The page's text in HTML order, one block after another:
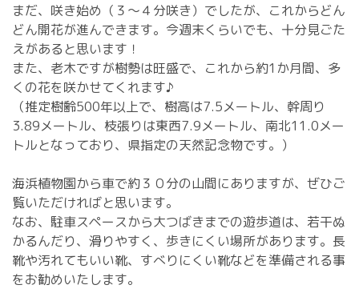
まだ、咲き始め（３～４分咲き）でしたが、これからどん
どん開花が進んできます。今週末くらいでも、十分見ごた
えがあると思います！
また、老木ですが樹勢は旺盛で、これから約1か月間、多
くの花を咲かせてくれます♪
（推定樹齢500年以上で、樹高は7.5メートル、幹周り
3.89メートル、枝張りは東西7.9メートル、南北11.0メー
トルとなっており、県指定の天然記念物です。）
海浜植物園から車で約３０分の山間にありますが、ぜひご
覧いただければと思います。
なお、駐車スペースから大つばきまでの遊歩道は、若干ぬ
かるんだり、滑りやすく、歩きにくい場所があります。長
靴や汚れてもいい靴、すべりにくい靴などを準備される事
をお勧めいたします。